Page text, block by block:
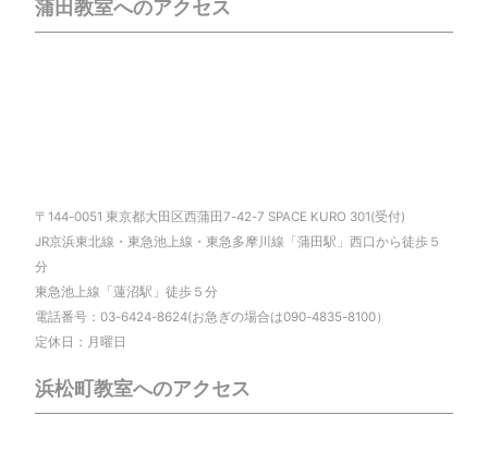
蒲田教室へのアクセス
〒144-0051 東京都大田区西蒲田7-42-7 SPACE KURO 301(受付)
JR京浜東北線・東急池上線・東急多摩川線「蒲田駅」西口から徒歩５
分
東急池上線「蓮沼駅」徒歩５分
電話番号：03-6424-8624(お急ぎの場合は090-4835-8100）
定休日：月曜日
浜松町教室へのアクセス